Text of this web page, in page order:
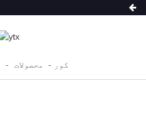
کور محصولات